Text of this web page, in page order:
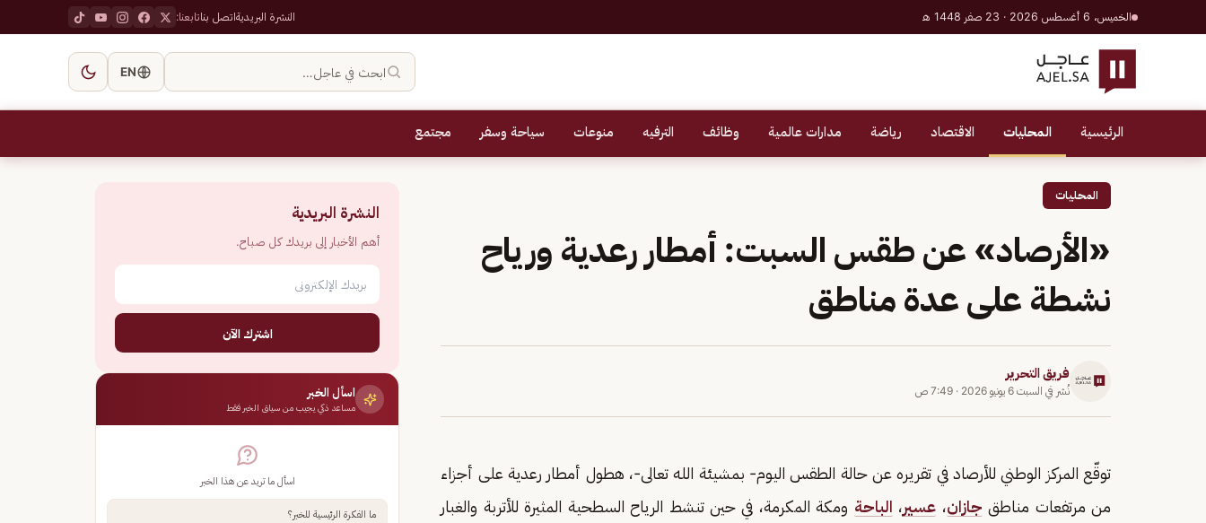
الخميس، 6 أغسطس 2026 · 23 صفر 1448 هـ النشرة البريديةاتصل بناتابعنا:
ابحث في عاجل… EN
الرئيسية المحليات الاقتصاد رياضة مدارات عالمية وظائف الترفيه منوعات سياحة وسفر مجتمع
المحليات
«الأرصاد» عن طقس السبت: أمطار رعدية ورياح
نشطة على عدة مناطق
فريق التحرير
نُشر في السبت 6 يونيو 2026 · 7:49 ص
توقّع المركز الوطني للأرصاد في تقريره عن حالة الطقس اليوم- بمشيئة الله تعالى-، هطول أمطار رعدية على أجزاء
من مرتفعات مناطق جازان، عسير، الباحة ومكة المكرمة، في حين تنشط الرياح السطحية المثيرة للأتربة والغبار
النشرة البريدية
أهم الأخبار إلى بريدك كل صباح.
اشترك الآن
اسأل الخبر
مساعد ذكي يجيب من سياق الخبر فقط
اسأل ما تريد عن هذا الخبر
ما الفكرة الرئيسية للخبر؟